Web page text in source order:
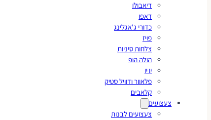
דיאבולו
דאפו
כדורי ג'אגלינג
פויז
צלחות סיניות
הולה הופ
יו יו
פלאוור ודוויל סטיק
קלאבים
צעצועים
צעצועים לבנות